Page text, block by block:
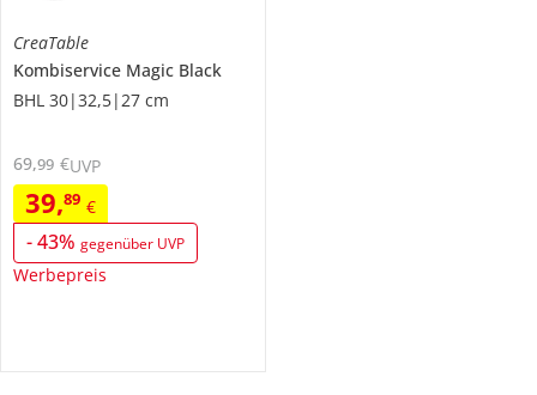
CreaTable
Kombiservice Magic Black
BHL 30|32,5|27 cm
39,89 €
-43% gegenüber UVP
Werbepreis
69,99 €UVP